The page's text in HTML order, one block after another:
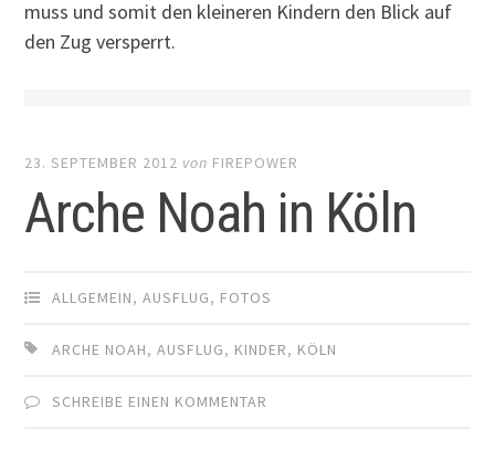
muss und somit den kleineren Kindern den Blick auf
den Zug versperrt.
23. SEPTEMBER 2012 von FIREPOWER
Arche Noah in Köln
ALLGEMEIN,AUSFLUG, FOTOS
ARCHE NOAH,AUSFLUG, KINDER, KÖLN
SCHREIBE EINEN KOMMENTAR